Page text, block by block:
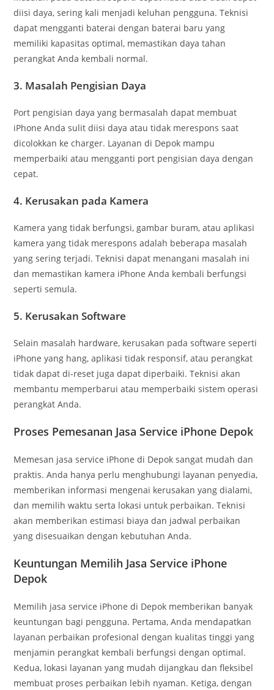
diisi daya, sering kali menjadi keluhan pengguna. Teknisi
dapat mengganti baterai dengan baterai baru yang
memiliki kapasitas optimal, memastikan daya tahan
perangkat Anda kembali normal.
3. Masalah Pengisian Daya
Port pengisian daya yang bermasalah dapat membuat
iPhone Anda sulit diisi daya atau tidak merespons saat
dicolokkan ke charger. Layanan di Depok mampu
memperbaiki atau mengganti port pengisian daya dengan
cepat.
4. Kerusakan pada Kamera
Kamera yang tidak berfungsi, gambar buram, atau aplikasi
kamera yang tidak merespons adalah beberapa masalah
yang sering terjadi. Teknisi dapat menangani masalah ini
dan memastikan kamera iPhone Anda kembali berfungsi
seperti semula.
5. Kerusakan Software
Selain masalah hardware, kerusakan pada software seperti
iPhone yang hang, aplikasi tidak responsif, atau perangkat
tidak dapat di-reset juga dapat diperbaiki. Teknisi akan
membantu memperbarui atau memperbaiki sistem operasi
perangkat Anda.
Proses Pemesanan Jasa Service iPhone Depok
Memesan jasa service iPhone di Depok sangat mudah dan
praktis. Anda hanya perlu menghubungi layanan penyedia,
memberikan informasi mengenai kerusakan yang dialami,
dan memilih waktu serta lokasi untuk perbaikan. Teknisi
akan memberikan estimasi biaya dan jadwal perbaikan
yang disesuaikan dengan kebutuhan Anda.
Keuntungan Memilih Jasa Service iPhone
Depok
Memilih jasa service iPhone di Depok memberikan banyak
keuntungan bagi pengguna. Pertama, Anda mendapatkan
layanan perbaikan profesional dengan kualitas tinggi yang
menjamin perangkat kembali berfungsi dengan optimal.
Kedua, lokasi layanan yang mudah dijangkau dan fleksibel
membuat proses perbaikan lebih nyaman. Ketiga, dengan